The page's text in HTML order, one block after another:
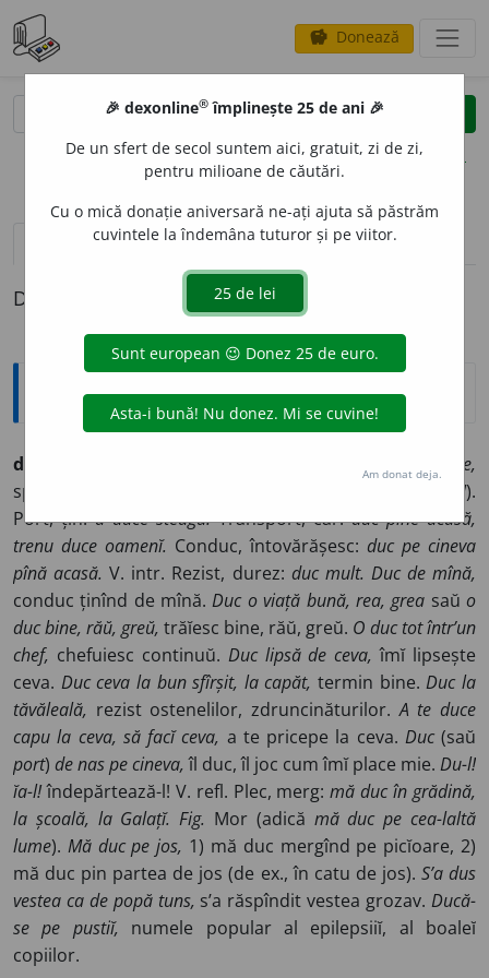
savings Donează
clear
opțiuni
definiții (1) pronunțievolume_up (50)
Definiția cu ID-ul 677935:
Explicative DEX
duc, dus,
duire,
sp.
du! nu duce!).
Port, țin:a duce steagu.Transport, car:duc pîne acasă,
trenu duce oamenĭ. Conduc, întovărășesc: duc pe cineva
pînă acasă. V. intr. Rezist, durez: duc mult. Duc de mînă,
conduc ținînd de mînă.Duc o viață bună, rea, grea saŭo
duc bine, răŭ, greŭ, trăĭesc bine, răŭ, greŭ. O duc tot într’un
chef, chefuiesc continuŭ. Duc lipsă de ceva, îmĭ lipsește
ceva. Duc ceva la bun sfîrșit, la capăt, termin bine.Duc la
tăvăleală, rezist ostenelilor, zdruncinăturilor.A te duce
capu la ceva, să facĭ ceva, a te pricepe la ceva. Duc(saŭ
port) de nas pe cineva,îl duc, îl joc cum îmĭ place mie. Du-l!
ĭa-l!îndepărtează-l! V. refl. Plec, merg:mă duc în grădină,
la școală, la Galațĭ. Fig. Mor (adică mă duc pe cea-laltă
lume). Mă duc pe jos, 1) mă duc mergînd pe picĭoare, 2)
mă duc pin partea de jos (de ex., în catu de jos). S’a dus
vestea ca de popă tuns, s’a răspîndit vestea grozav.Ducă-
se pe pustiĭ, numele popular al epilepsiiĭ, al boaleĭ
copiilor.
🎉 dexonline® împlinește 25 de ani 🎉
De un sfert de secol suntem aici, gratuit, zi de zi,
pentru milioane de căutări.
Cu o mică donație aniversară ne-ați ajuta să păstrăm
cuvintele la îndemâna tuturor și pe viitor.
Am donat deja.